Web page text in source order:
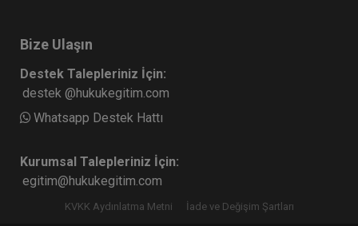
Bize Ulaşın
Destek Talepleriniz İçin:
destek @hukukegitim.com
Whatsapp Destek Hattı
Kurumsal Talepleriniz İçin:
egitim@hukukegitim.com
KVKK Aydınlatma Metni İade ve Değişim Şartları